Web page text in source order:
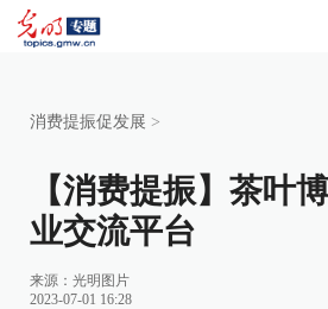
消费提振促发展 >
【消费提振】茶叶
业交流平台
来源： 光明图片
2023-07-01 16:28